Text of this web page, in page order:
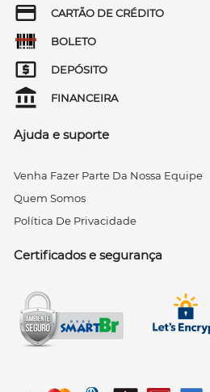
CARTÃO DE CRÉDITO
BOLETO
DEPÓSITO
FINANCEIRA
Ajuda e suporte
Venha Fazer Parte Da Nossa Equipe
Quem Somos
Política De Privacidade
Certificados e segurança